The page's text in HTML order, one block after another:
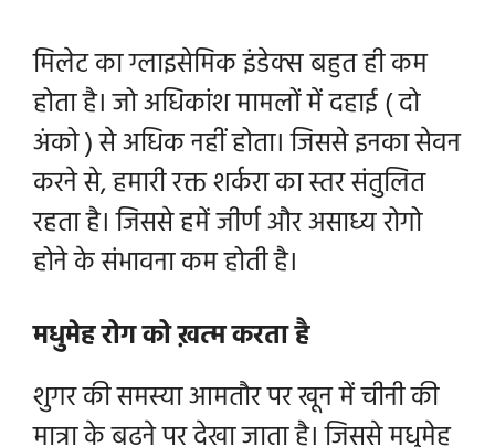
मिलेट का ग्लाइसेमिक इंडेक्स बहुत ही कम
होता है। जो अधिकांश मामलों में दहाई ( दो
अंको ) से अधिक नहीं होता। जिससे इनका सेवन
करने से, हमारी रक्त शर्करा का स्तर संतुलित
रहता है। जिससे हमें जीर्ण और असाध्य रोगो
होने के संभावना कम होती है।
मधुमेह रोग को ख़त्म करता है
शुगर की समस्या आमतौर पर खून में चीनी की
मात्रा के बढ़ने पर देखा जाता है। जिससे मधुमेह